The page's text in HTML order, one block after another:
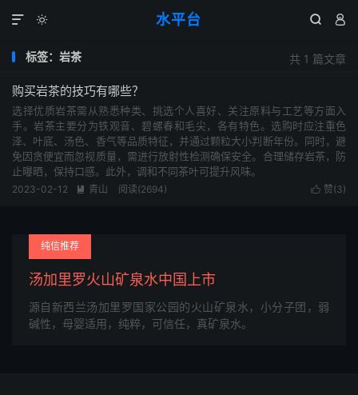
水平台
  

共 1 篇文章
标签：岩茶
购买岩茶的技巧有哪些？
选择优质岩茶需从熟悉种类、挑选个人喜好、关注原料与工艺等方面入
手。岩茶主要分为铁观音、碧螺春和毛尖，各有特色。选购时应注重色
泽、叶底、汤色、香气等品质特征，并通过颗粒大小判断年份。同时，避
免因贪便宜而忽视质量，需进行放射性检测确保安全。合理储存岩茶，防
止曝晒，保持口感。此外，调和不同茶叶可提升风味。
 赞(3)
2023-02-12  青山 阅读(2694)
纯信推荐
汤加里罗火山矿泉水中国上市
源自新西兰汤加里罗国家公园的火山矿泉水，小分子团，弱
碱性，母婴适用，纯粹，可信任，真矿泉水。